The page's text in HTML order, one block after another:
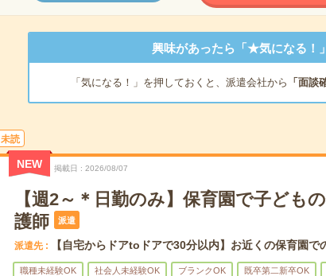
興味があったら「★気になる！
「気になる！」を押しておくと、派遣会社から 「面談
未読
NEW 掲載日 2026/08/07
【週2～＊日勤のみ】保育園で子ども
護師
派遣
派遣先 【自宅からドアtoドアで30分以内】お近くの保育園で
職種未経験OK 社会人未経験OK ブランクOK 既卒第二新卒OK